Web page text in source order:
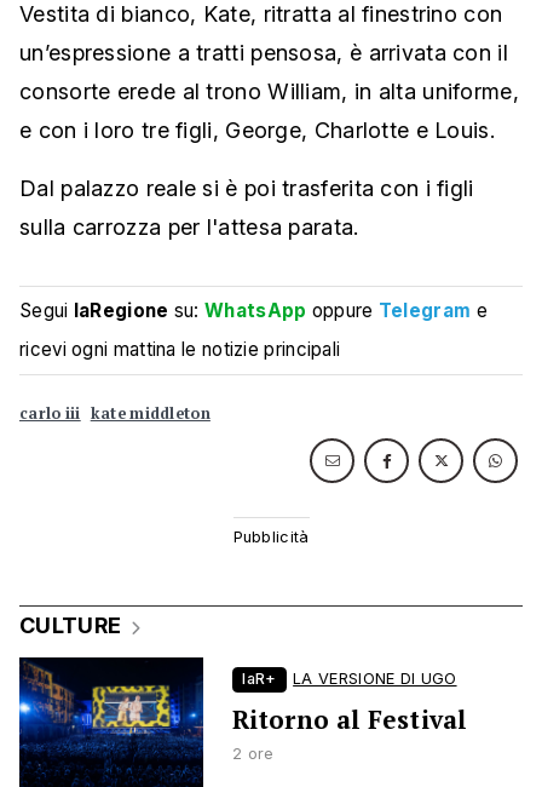
Vestita di bianco, Kate, ritratta al finestrino con
un’espressione a tratti pensosa, è arrivata con il
consorte erede al trono William, in alta uniforme,
e con i loro tre figli, George, Charlotte e Louis.
Dal palazzo reale si è poi trasferita con i figli
sulla carrozza per l'attesa parata.
Segui laRegione su:WhatsApp oppure Telegram e
ricevi ogni mattina le notizie principali
carlo iii kate middleton
CULTURE
laR+ LA VERSIONE DI UGO
Ritorno al Festival
2 ore